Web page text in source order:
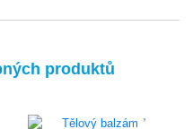
produktů